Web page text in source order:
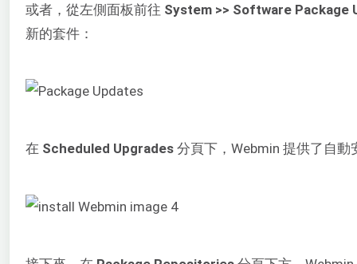
或者，從左側面板前往 System >> Software Package
新的套件：
在 Scheduled Upgrades 分頁下，Webmin 提供了自